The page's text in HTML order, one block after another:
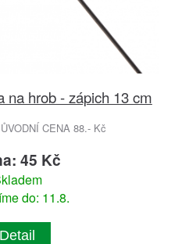
na hrob - zápich 13 cm
CENA 88.- Kč
45 Kč
do: 11.8.
Detail